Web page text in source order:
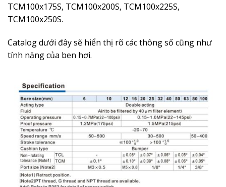
TCM100x175S, TCM100x200S, TCM100x225S,
TCM100x250S.
Catalog dưới đây sẽ hiển thị rõ các thông số cũng như
tính năng của ben hơi.